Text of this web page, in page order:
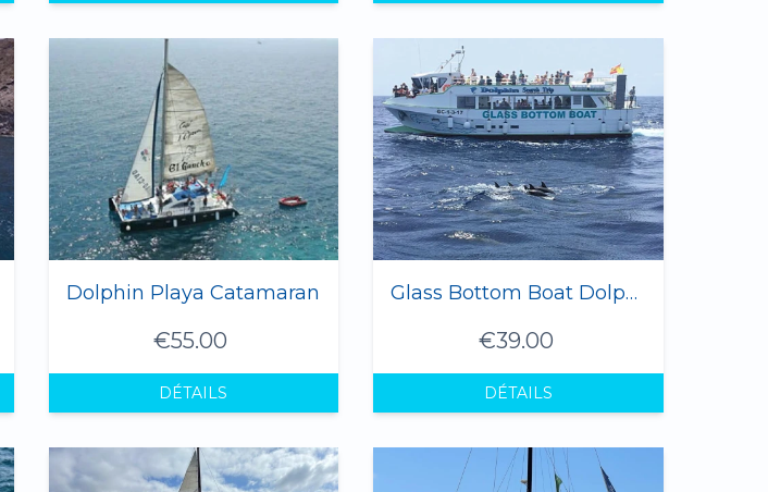
Dolphin Playa Catamaran
€55.00
DÉTAILS
Glass Bottom Boat Dolphin Tour
€39.00
DÉTAILS